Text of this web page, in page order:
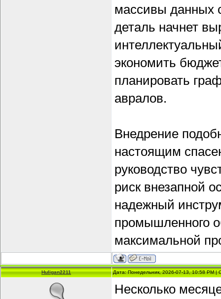
массивы данных
деталь начнет
экономить
планировать
авралов.
Внедрение
настоящим
руководство
риск внезапной
надежный
промышленного
максимальной
Huligan2211 Дата: Понедельник, 2026-07-13, 10:58 PM
Несколько